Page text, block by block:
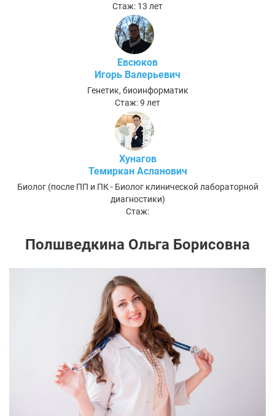
Стаж: 13 лет
Евсюков
Игорь Валерьевич
Генетик, биоинформатик
Стаж: 9 лет
Хунагов
Темиркан Асланович
Биолог (после ПП и ПК - Биолог клинической лабораторной
диагностики)
Стаж:
Полшведкина Ольга Борисовна